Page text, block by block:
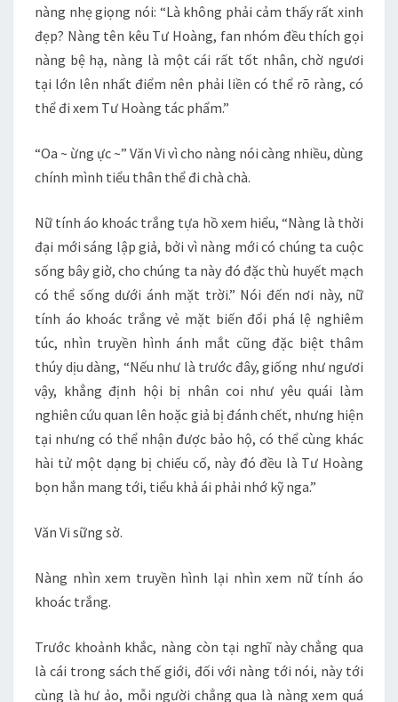
nàng nhẹ giọng nói: “Là không phải cảm thấy rất xinh
đẹp? Nàng tên kêu Tư Hoàng, fan nhóm đều thích gọi
nàng bệ hạ, nàng là một cái rất tốt nhân, chờ ngươi
tại lớn lên nhất điểm nên phải liền có thể rõ ràng, có
thể đi xem Tư Hoàng tác phẩm.”
“Oa ~ ừng ực ~” Văn Vi vì cho nàng nói càng nhiều, dùng
chính mình tiểu thân thể đi chà chà.
Nữ tính áo khoác trắng tựa hồ xem hiểu, “Nàng là thời
đại mới sáng lập giả, bởi vì nàng mới có chúng ta cuộc
sống bây giờ, cho chúng ta này đó đặc thù huyết mạch
có thể sống dưới ánh mặt trời.” Nói đến nơi này, nữ
tính áo khoác trắng vẻ mặt biến đổi phá lệ nghiêm
túc, nhìn truyền hình ánh mắt cũng đặc biệt thâm
thúy dịu dàng, “Nếu như là trước đây, giống như ngươi
vậy, khẳng định hội bị nhân coi như yêu quái làm
nghiên cứu quan lên hoặc giả bị đánh chết, nhưng hiện
tại nhưng có thể nhận được bảo hộ, có thể cùng khác
hài tử một dạng bị chiếu cố, này đó đều là Tư Hoàng
bọn hắn mang tới, tiểu khả ái phải nhớ kỹ nga.”
Văn Vi sững sờ.
Nàng nhìn xem truyền hình lại nhìn xem nữ tính áo
khoác trắng.
Trước khoảnh khắc, nàng còn tại nghĩ này chẳng qua
là cái trong sách thế giới, đối với nàng tới nói, này tới
cùng là hư ảo, mỗi người chẳng qua là nàng xem quá